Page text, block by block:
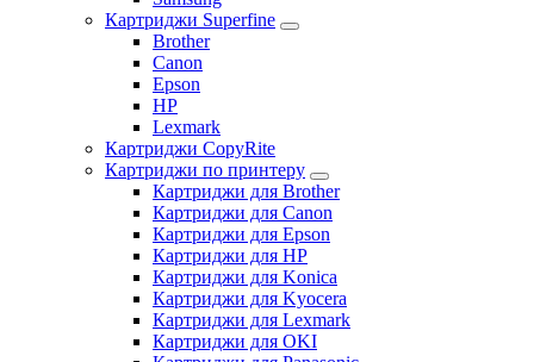
Картриджи Superfine
Brother
Canon
Epson
HP
Lexmark
Картриджи CopyRite
Картриджи по принтеру
Картриджи для Brother
Картриджи для Canon
Картриджи для Epson
Картриджи для HP
Картриджи для Konica
Картриджи для Kyocera
Картриджи для Lexmark
Картриджи для OKI